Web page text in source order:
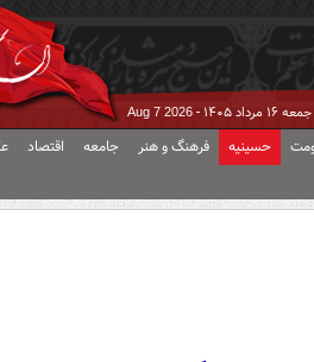
جمعه ۱۶ مرداد ۱۴۰۵ - Aug 7 2026
حسینیه فرهنگ و هنر جامعه اقتصاد